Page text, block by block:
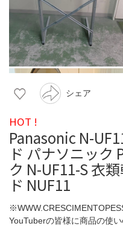
シェア
HOT !
Panasonic N-
ド パナソニック
ク N-UF11-S 衣
ド NUF11
YouTuberの皆様に商品の使